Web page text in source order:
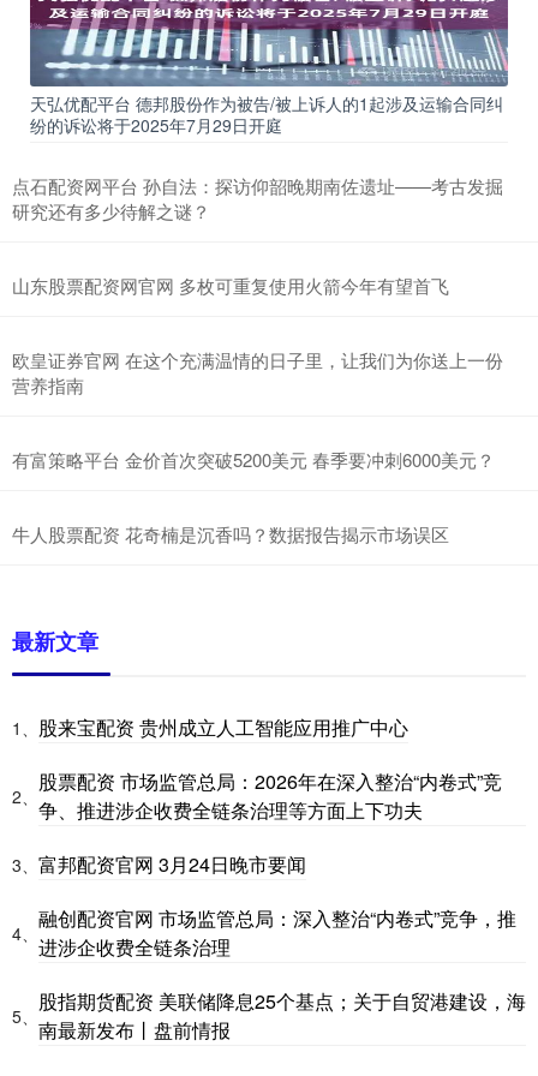
天弘优配平台 德邦股份作为被告/被上诉人的1起涉及运输合同纠
纷的诉讼将于2025年7月29日开庭
点石配资网平台 孙自法：探访仰韶晚期南佐遗址——考古发掘
研究还有多少待解之谜？
山东股票配资网官网 多枚可重复使用火箭今年有望首飞
欧皇证券官网 在这个充满温情的日子里，让我们为你送上一份
营养指南
有富策略平台 金价首次突破5200美元 春季要冲刺6000美元？
牛人股票配资 花奇楠是沉香吗？数据报告揭示市场误区
最新文章
1、 股来宝配资 贵州成立人工智能应用推广中心
2、
股票配资 市场监管总局：2026年在深入整治“内卷式”竞
争、推进涉企收费全链条治理等方面上下功夫
3、 富邦配资官网 3月24日晚市要闻
4、
融创配资官网 市场监管总局：深入整治“内卷式”竞争，推
进涉企收费全链条治理
5、
股指期货配资 美联储降息25个基点；关于自贸港建设，海
南最新发布丨盘前情报